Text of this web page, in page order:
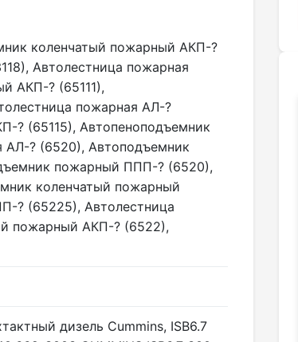
коленчатый пожарный АКП-?
Автолестница пожарная
АКП-? (65111),
пожарная АЛ-?
? (65115), Автопеноподъемник
АЛ-? (6520), Автоподъемник
пожарный ППП-? (6520),
коленчатый пожарный
? (65225), Автолестница
пожарный АКП-? (6522),
дизель Cummins, ISB6.7